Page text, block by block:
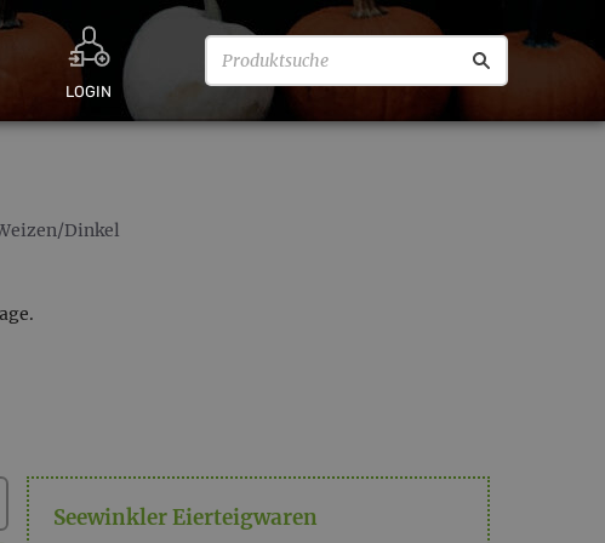
LOGIN
Dinkel
Seewinkler Eierteigwaren